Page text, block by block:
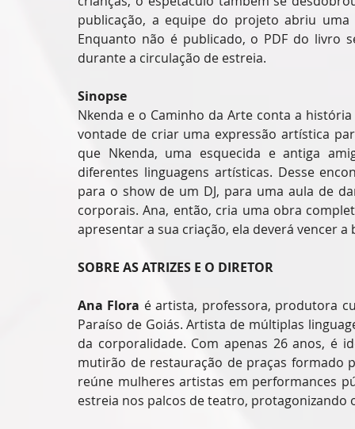
publicação, a equipe do projeto abriu
Enquanto não é publicado, o PDF do livro
durante a circulação de estreia.
Sinopse
Nkenda e o Caminho da Arte conta a
vontade de criar uma expressão artística
que Nkenda, uma esquecida e antiga
diferentes linguagens artísticas. Desse
para o show de um DJ, para uma aula de
corporais. Ana, então, cria uma obra
apresentar a sua criação, ela deverá vencer
SOBRE AS ATRIZES E O DIRETOR
Ana Flora é artista, professora, produtora
Paraíso de Goiás. Artista de múltiplas
da corporalidade. Com apenas 26 anos, é
mutirão de restauração de praças formado
reúne mulheres artistas em performances
estreia nos palcos de teatro, protagonizando